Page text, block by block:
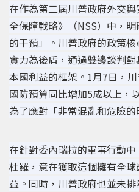
在作為第二屆川普政府外交
全保障戰略》（NSS）中，
的干預」。 川普政府的政策
實力為後盾，通過雙邊談判
本國利益的框架。 1月7日，
國防預算同比增加5成以上，
為了應對「非常混亂和危險的
在針對委內瑞拉的軍事行動
杜羅，意在獲取這個擁有全
益。同時，川普政府也並未